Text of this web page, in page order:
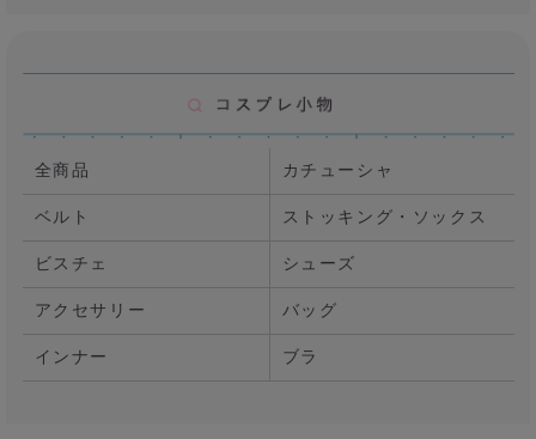
全商品
カチューシャ
ベルト
ストッキング・ソックス
ビスチェ
シューズ
アクセサリー
バッグ
インナー
ブラ